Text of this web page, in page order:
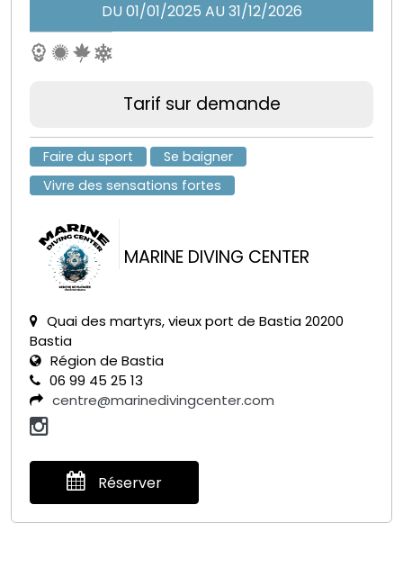
DU 01/01/2025 AU 31/12/2026
Tarif sur demande
Faire du sport
Se baigner
Vivre des sensations fortes
MARINE DIVING CENTER
Quai des martyrs, vieux port de Bastia 20200
Bastia
Région de Bastia
06 99 45 25 13
centre@marinedivingcenter.com
Réserver